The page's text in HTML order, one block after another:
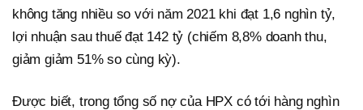
không tăng nhiều so với năm 2021 khi đạt 1,6 nghìn tỷ,
lợi nhuận sau thuế đạt 142 tỷ (chiếm 8,8% doanh thu,
giảm giảm 51% so cùng kỳ).
Được biết, trong tổng số nợ của HPX có tới hàng nghìn